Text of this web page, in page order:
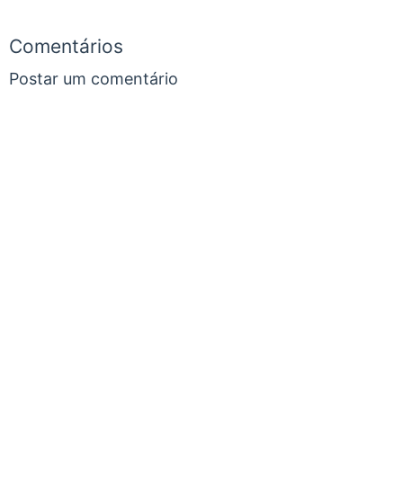
Comentários
Postar um comentário